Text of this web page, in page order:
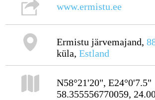
www.ermistu.ee
Ermistu järvemajand,
küla, Estland
N58°21'20", E24°0'7.5"
58.355556770059,